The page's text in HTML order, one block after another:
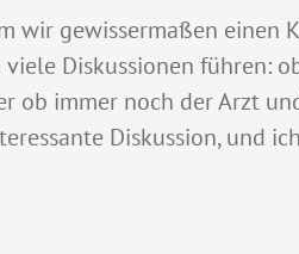
wir gewissermaßen einen
Diskussionen führen:
ob immer noch der Arzt
Diskussion, und